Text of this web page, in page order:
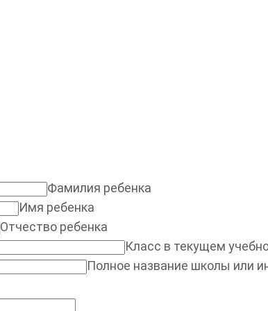
Фамилия ребенка
Имя ребенка
Отчество ребенка
Класс в текущем
Полное название школы или